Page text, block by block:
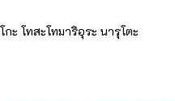
ะ โทสะโทมาริอุระ นารุโตะ